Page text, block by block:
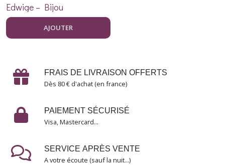
Edwige – Bijou
Fantaisie en Résine et
Acier Inoxydable
AJOUTER
FRAIS DE LIVRAISON OFFERTS
Dès 80 € d'achat (en france)
PAIEMENT SÉCURISÉ
Visa, Mastercard...
SERVICE APRÈS VENTE
A votre écoute (sauf la nuit...)
Un
rendez-
l'ophtalmo
Les
(2)